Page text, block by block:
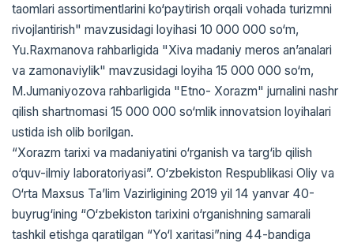
taomlari assortimentlarini ko‘paytirish orqali vohada turizmni
rivojlantirish" mavzusidagi loyihasi 10 000 000 so‘m,
Yu.Raxmanova rahbarligida "Xiva madaniy meros an’analari
va zamonaviylik" mavzusidagi loyiha 15 000 000 so‘m,
M.Jumaniyozova rahbarligida "Etno- Xorazm" jurnalini nashr
qilish shartnomasi 15 000 000 so‘mlik innovatsion loyihalari
ustida ish olib borilgan.
“Xorazm tarixi va madaniyatini o‘rganish va targ‘ib qilish
o‘quv-ilmiy laboratoriyasi”. O‘zbekiston Respublikasi Oliy va
O‘rta Maxsus Ta’lim Vazirligining 2019 yil 14 yanvar 40-
buyrug‘ining “O‘zbekiston tarixini o‘rganishning samarali
tashkil etishga qaratilgan “Yo‘l xaritasi”ning 44-bandiga